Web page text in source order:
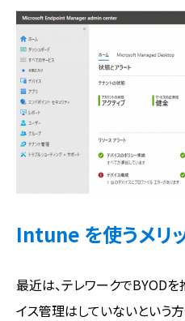
Intune を使うメリ
最近は、テレワークでBYOD
イス管理はしていないという